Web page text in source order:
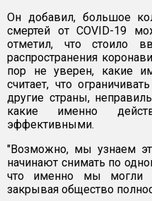
Он добавил, большое
смертей от COVID-19
отметил, что стоило
распространения
пор не уверен, какие
считает, что
другие страны,
какие именно
эффективными.
"Возможно, мы узнаем
начинают снимать по
что именно мы могли
закрывая общество